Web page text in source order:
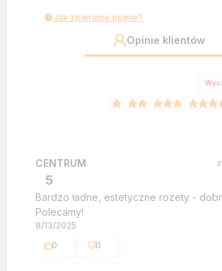
Jak zbieramy opinie?
Opinie klientów
CENTRUM
5
Bardzo ładne, estetyczne rozety -
Polecamy!
8/13/2025
0
0